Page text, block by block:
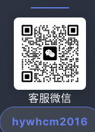
客服微信
hywhcm2016